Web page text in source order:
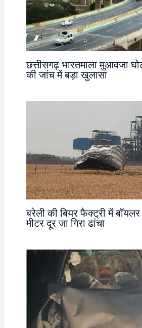
छत्तीसगढ़ भारतमाला मुआवजा
की जांच में बड़ा खुलासा
बरेली की बियर फैक्ट्री में
मीटर दूर जा गिरा ढांचा